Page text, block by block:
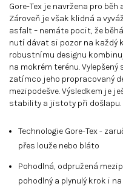
Gore-Tex je navržena pro
Zároveň je však klidná a
asfalt – nemáte pocit, že
nutí dávat si pozor na každý
robustnímu designu
na mokrém terénu.
zatímco jeho propracovaný
mezipodešve. Výsledkem je
stability a jistoty při došlapu.
Technologie Gore-Tex -
přes louže nebo bláto
Pohodlná, odpružená
pohodlný a plynulý krok i